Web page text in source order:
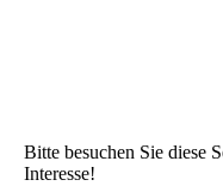
Bitte besuchen Sie diese
Interesse!